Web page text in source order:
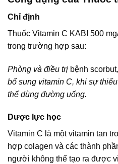
Chỉ định
Thuốc Vitamin C KABI 500
trong trường hợp sau:
Phòng và điều trị bệnh scorbut
bổ sung vitamin C, khi sự
thể dùng đường uống.
Dược lực học
Vitamin C là một vitamin tan
hợp colagen và các thành
người không thể tạo ra được